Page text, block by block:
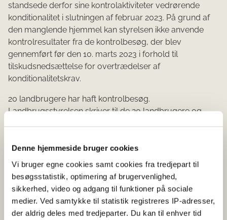
Denne hjemmeside bruger cookies
Vi bruger egne cookies samt cookies fra tredjepart til
besøgsstatistik, optimering af brugervenlighed,
sikkerhed, video og adgang til funktioner på sociale
medier. Ved samtykke til statistik registreres IP-adresser,
der aldrig deles med tredjeparter. Du kan til enhver tid
standsede derfor sine kontrolaktiviteter vedrørende
konditionalitet i slutningen af februar 2023. På grund af
den manglende hjemmel kan styrelsen ikke anvende
kontrolresultater fra de kontrolbesøg, der blev
gennemført før den 10. marts 2023 i forhold til
tilskudsnedsættelse for overtrædelser af
konditionalitetskrav.
20 landbrugere har haft kontrolbesøg.
Landbrugsstyrelsen skriver til de 20 landbrugere og
det betyder, at hvor der ved kontrollen blev konstateret
overtrædelser af konditionalitetskrav, vil
kontrolresultaterne ikke blive anvendt til
konditionalitetssanktioner.
Bekendtgørelsesændringen er trådt i kraft fra 10. marts
2023.